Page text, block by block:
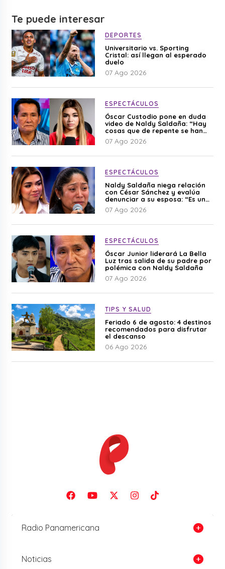
Te puede interesar
DEPORTES
Universitario vs. Sporting
Cristal: así llegan al esperado
duelo
07 Ago 2026
ESPECTÁCULOS
Óscar Custodio pone en duda
video de Naldy Saldaña: “Hay
cosas que de repente se han
editado”
07 Ago 2026
ESPECTÁCULOS
Naldy Saldaña niega relación
con César Sánchez y evalúa
denunciar a su esposa: “Es una
difamación”
07 Ago 2026
ESPECTÁCULOS
Óscar Junior liderará La Bella
Luz tras salida de su padre por
polémica con Naldy Saldaña
07 Ago 2026
TIPS Y SALUD
Feriado 6 de agosto: 4 destinos
recomendados para disfrutar
el descanso
06 Ago 2026
Radio Panamericana
Noticias